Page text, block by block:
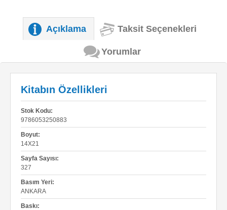
Açıklama Taksit Seçenekleri
Yorumlar
Kitabın Özellikleri
Stok Kodu:
9786053250883
Boyut:
14X21
Sayfa Sayısı:
327
Basım Yeri:
ANKARA
Baskı: